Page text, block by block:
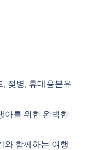
, 젖병, 휴대용분유
아를 위한 완벽한
와 함께하는 여행